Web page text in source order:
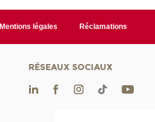
Mentions légales Réclamations
RÉSEAUX SOCIAUX